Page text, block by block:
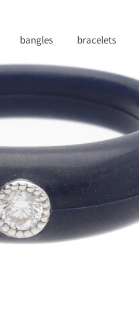
bangles bracelets